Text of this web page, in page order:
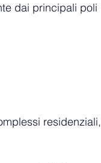
dai principali poli
residenziali,